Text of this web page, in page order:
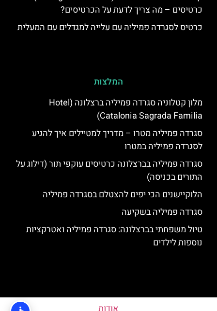
כרטיסים – מה צריך לדעת על הכרטיסים?
כרטיס לסגרדה פמיליה עם עלייה למגדלים עם המעלית
המלצות
מלון קטלוניה סגרדה פמיליה ברצלונה (Hotel
Catalonia Sagrada Familia)
סגרדה פמיליה מטרו – מדריך למטיילים איך להגיע
לסגרדה פמיליה במטרו
סגרדה פמיליה בברצלונה כרטיסים עוקפי תור (דילוג על
התורים בכניסה)
הלוקיישנים הכי יפים להצטלם בסגרדה פמיליה
סגרדה פמיליה בשקיעה
טיול משפחתי בברצלונה: סגרדה פמיליה ואטרקציות
נוספות לילדים